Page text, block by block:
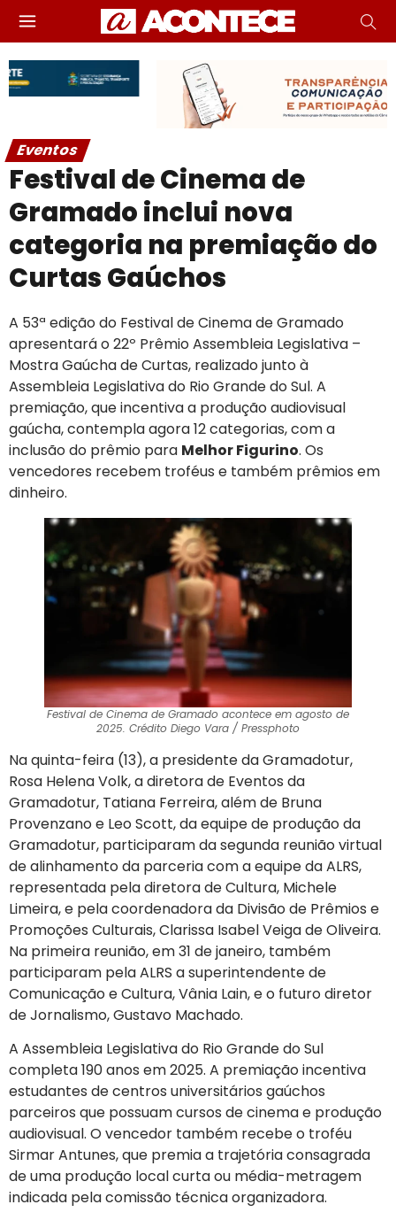
Eventos
Festival de Cinema de
Gramado inclui nova
categoria na premiação do
Curtas Gaúchos
A 53ª edição do Festival de Cinema de Gramado
apresentará o 22º Prêmio Assembleia Legislativa –
Mostra Gaúcha de Curtas, realizado junto à
Assembleia Legislativa do Rio Grande do Sul. A
premiação, que incentiva a produção audiovisual
gaúcha, contempla agora 12 categorias, com a
inclusão do prêmio para Melhor Figurino. Os
vencedores recebem troféus e também prêmios em
dinheiro.
Festival de Cinema de Gramado acontece em agosto de
2025. Crédito Diego Vara / Pressphoto
Na quinta-feira (13), a presidente da Gramadotur,
Rosa Helena Volk, a diretora de Eventos da
Gramadotur, Tatiana Ferreira, além de Bruna
Provenzano e Leo Scott, da equipe de produção da
Gramadotur, participaram da segunda reunião virtual
de alinhamento da parceria com a equipe da ALRS,
representada pela diretora de Cultura, Michele
Limeira, e pela coordenadora da Divisão de Prêmios e
Promoções Culturais, Clarissa Isabel Veiga de Oliveira.
Na primeira reunião, em 31 de janeiro, também
participaram pela ALRS a superintendente de
Comunicação e Cultura, Vânia Lain, e o futuro diretor
de Jornalismo, Gustavo Machado.
A Assembleia Legislativa do Rio Grande do Sul
completa 190 anos em 2025. A premiação incentiva
estudantes de centros universitários gaúchos
parceiros que possuam cursos de cinema e produção
audiovisual. O vencedor também recebe o troféu
Sirmar Antunes, que premia a trajetória consagrada
de uma produção local curta ou média-metragem
indicada pela comissão técnica organizadora.